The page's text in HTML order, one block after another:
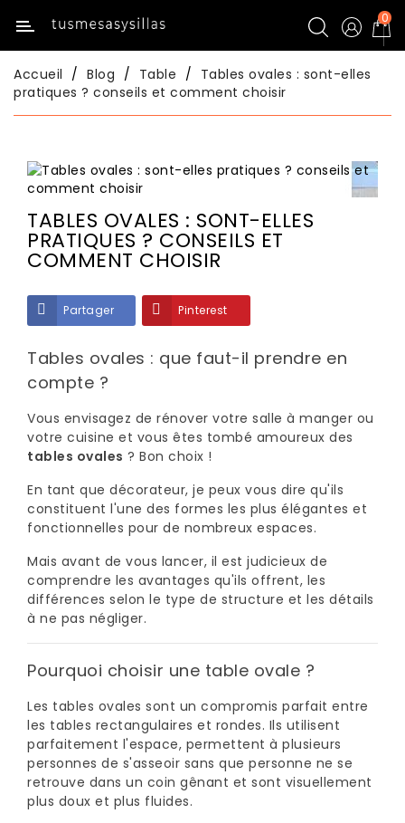
Catégorie
Inicio
Cuisine
Chaises
De
Cuisine
Tables
De
À
Chaises
De
Salle
Manger
Porcelaine
Dekton
Stock
Tabourets
Extérieur/jardin
0
Accueil Blog Table
Tables ovales : sont-elles
pratiques ? conseils et comment choisir
TABLES OVALES : SONT-ELLES
PRATIQUES ? CONSEILS ET
COMMENT CHOISIR
Partager Pinterest
Tables ovales : que faut-il prendre en
compte ?
Vous envisagez de rénover votre salle à manger ou
votre cuisine et vous êtes tombé amoureux des
tables ovales ? Bon choix !
En tant que décorateur, je peux vous dire qu'ils
constituent l'une des formes les plus élégantes et
fonctionnelles pour de nombreux espaces.
Mais avant de vous lancer, il est judicieux de
comprendre les avantages qu'ils offrent, les
différences selon le type de structure et les détails
à ne pas négliger.
Pourquoi choisir une table ovale ?
Les tables ovales sont un compromis parfait entre
les tables rectangulaires et rondes. Ils utilisent
parfaitement l'espace, permettent à plusieurs
personnes de s'asseoir sans que personne ne se
retrouve dans un coin gênant et sont visuellement
plus doux et plus fluides.